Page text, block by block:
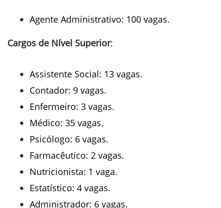
Agente Administrativo: 100 vagas.
Cargos de Nível Superior:
Assistente Social: 13 vagas.
Contador: 9 vagas.
Enfermeiro: 3 vagas.
Médico: 35 vagas.
Psicólogo: 6 vagas.
Farmacêutico: 2 vagas.
Nutricionista: 1 vaga.
Estatístico: 4 vagas.
Administrador: 6 vagas.